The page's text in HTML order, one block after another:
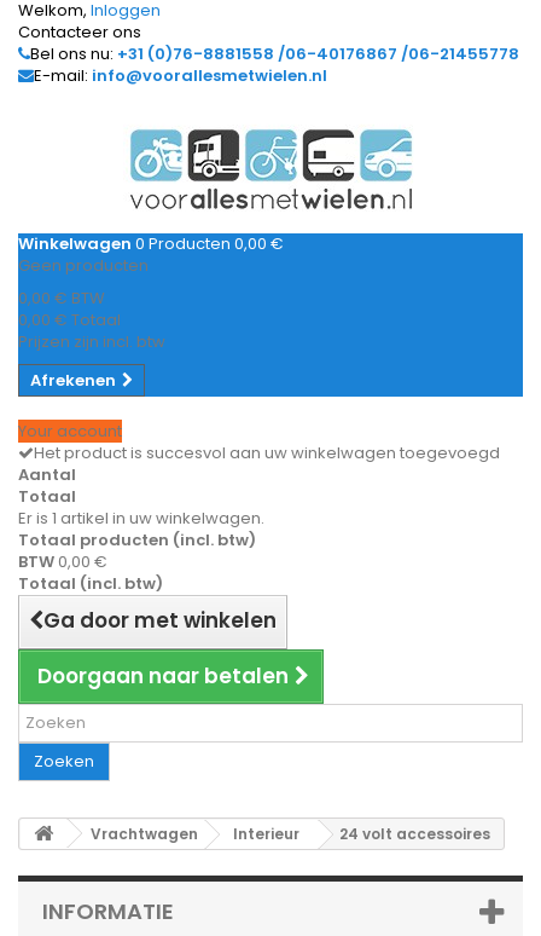
Welkom, Inloggen
Contacteer ons
Bel ons nu: +31 (0)76-8881558 /06-40176867 /06-21455778
E-mail: info@voorallesmetwielen.nl
Winkelwagen 0 Producten 0,00 €
Geen producten
0,00 € BTW
0,00 € Totaal
Prijzen zijn incl. btw
Afrekenen
Your account
Het product is succesvol aan uw winkelwagen toegevoegd
Aantal
Totaal
Er is 1 artikel in uw winkelwagen.
Totaal producten (incl. btw)
BTW 0,00 €
Totaal (incl. btw)
Ga door met winkelen
Doorgaan naar betalen
Zoeken
Vrachtwagen Interieur 24 volt accessoires
INFORMATIE